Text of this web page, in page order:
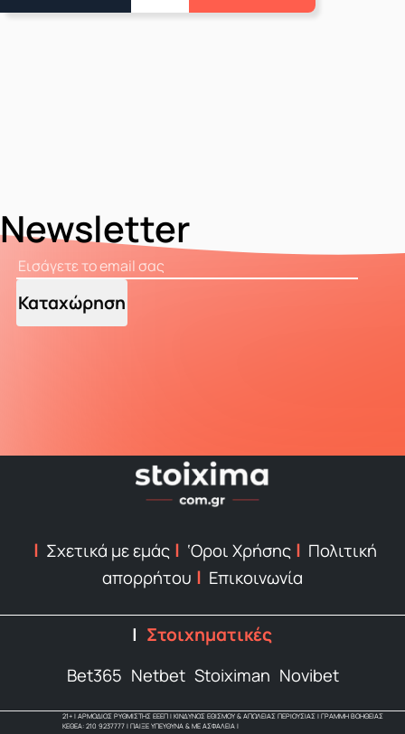
Newsletter
Καταχώρηση
Σχετικά με εμάς ‘Οροι Χρήσης
Πολιτική
απορρήτου
Επικοινωνία
Στοιχηματικές
Bet365 Netbet Stoiximan Novibet
21+ | ΑΡΜΟΔΙΟΣ ΡΥΘΜΙΣΤΗΣ ΕΕΕΠ | ΚΙΝΔΥΝΟΣ ΕΘΙΣΜΟΥ & ΑΠΩΛΕΙΑΣ ΠΕΡΙΟΥΣΙΑΣ | ΓΡΑΜΜΗ ΒΟΗΘΕΙΑΣ
ΚΕΘΕΑ: 210 9237777 | ΠΑΙΞΕ ΥΠΕΥΘΥΝΑ & ΜΕ ΑΣΦΑΛΕΙΑ |